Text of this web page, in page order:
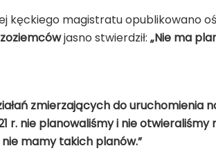
kęckiego magistratu opublikowano
jasno stwierdził: „Nie ma
zmierzających do uruchomienia
r. nie planowaliśmy i nie
mamy takich planów.”